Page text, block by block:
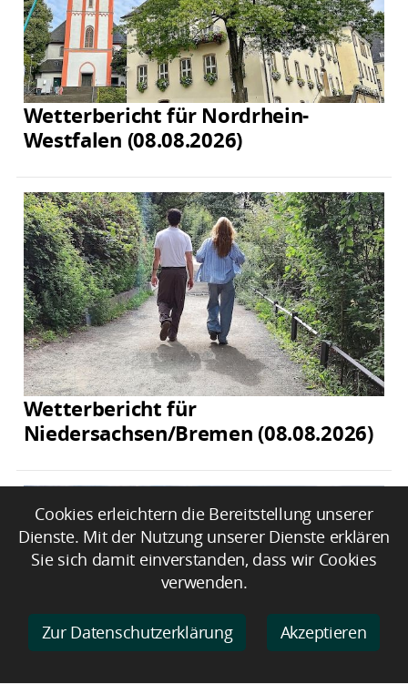
Wetterbericht für Nordrhein-
Westfalen (08.08.2026)
Wetterbericht für
Niedersachsen/Bremen (08.08.2026)
Cookies erleichtern die Bereitstellung unserer
Dienste. Mit der Nutzung unserer Dienste erklären
Sie sich damit einverstanden, dass wir Cookies
verwenden.
Zur Datenschutzerklärung Akzeptieren